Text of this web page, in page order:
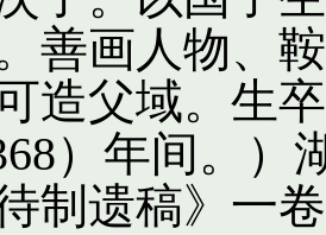
善画人物、
造父域。生
）年间。
制遗稿》一